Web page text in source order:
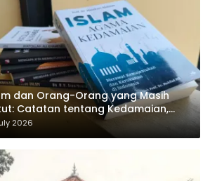
dan Orang-Orang yang Masih
Catatan tentang Kedamaian,
dan Negara dalam
Masykuri Abdillah
2026